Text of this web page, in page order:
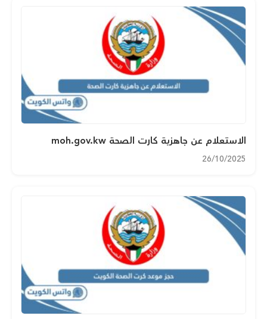
الاستعلام عن جاهزية كارت الصحة moh.gov.kw
26/10/2025